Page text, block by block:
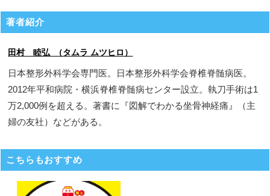
著者紹介
田村 睦弘 （タムラ ムツヒロ）
日本整形外科学会専門医。日本整形外科学会脊椎脊髄病医。
2012年平和病院・横浜脊椎脊髄病センター設立。執刀手術は1
万2,000例を超える。著書に『図解でわかる坐骨神経痛』（主
婦の友社）などがある。
こちらもおすすめ